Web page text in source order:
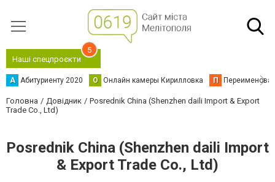
Наші спецпроєкти
5
А Абитуриенту 2020 О Онлайн камеры Кирилловка П
Головна Довідник
Posrednik China (Shenzhen daili Import & Export
Trade Co., Ltd)
Posrednik China (Shenzhen daili Import
& Export Trade Co., Ltd)